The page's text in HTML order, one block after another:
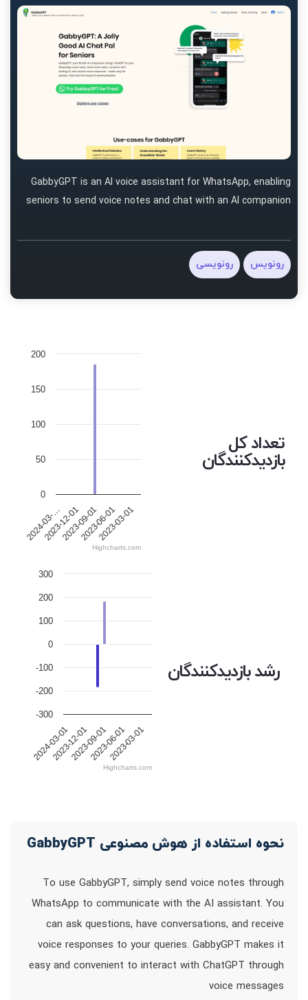
GabbyGPT is an AI voice assistant for WhatsApp, enabling
seniors to send voice notes and chat with an AI companion
رونویس رونویسی
تعداد کل
بازدیدکنندگان
2024-03-…
2023-12-012023-09-012023-06-01
2023-03-01
0
50
100
150
200
Highcharts.com
رشد بازدیدکنندگان
2024-03-01
2023-12-012023-09-012023-06-012023-03-01
-300
-200
-100
0
100
200
300
Highcharts.com
نحوه استفاده از هوش مصنوعی GabbyGPT
To use GabbyGPT, simply send voice notes through
WhatsApp to communicate with the AI assistant. You
can ask questions, have conversations, and receive
voice responses to your queries. GabbyGPT makes it
easy and convenient to interact with ChatGPT through
voice messages